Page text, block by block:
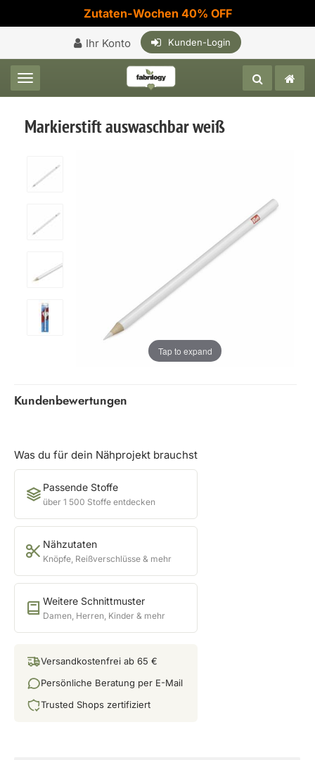
Zutaten-Wochen 40% OFF
Ihr Konto Kunden-Login
Toggle navigation
Markierstift auswaschbar weiß
Tap to expand
Kundenbewertungen
Was du für dein Nähprojekt brauchst
Passende Stoffe
über 1 500 Stoffe entdecken
Nähzutaten
Knöpfe, Reißverschlüsse & mehr
Weitere Schnittmuster
Damen, Herren, Kinder & mehr
Versandkostenfrei ab 65 €
Persönliche Beratung per E-Mail
Trusted Shops zertifiziert